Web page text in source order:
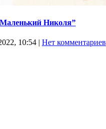
Николя”
10:54 | Нет комментариев